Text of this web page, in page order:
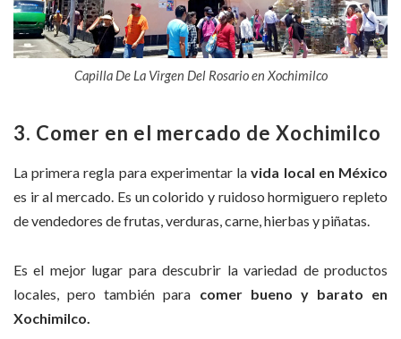
Capilla De La Virgen Del Rosario en Xochimilco
3. Comer en el mercado de Xochimilco
La primera regla para experimentar lavida local en México
es ir al mercado. Es un colorido y ruidoso hormiguero repleto
de vendedores de frutas, verduras, carne, hierbas y piñatas.
Es el mejor lugar para descubrir la variedad de productos
locales, pero también para comer bueno y barato en
Xochimilco.